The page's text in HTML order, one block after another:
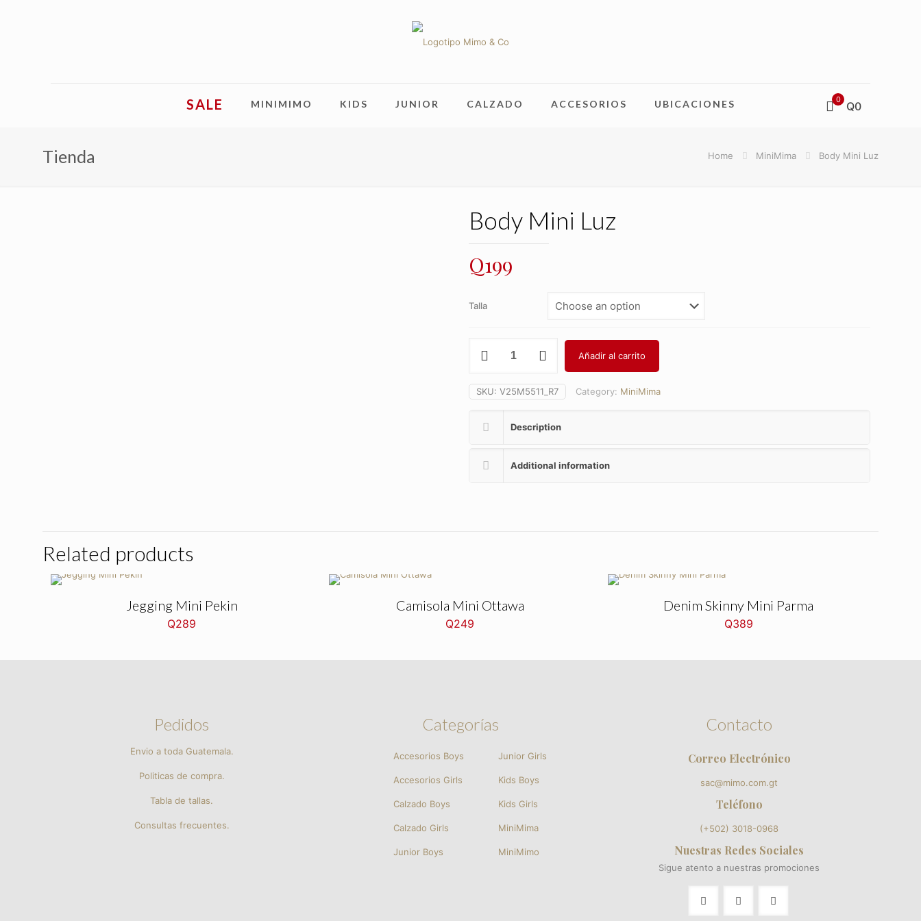
SALE MINIMIMO KIDS JUNIOR CALZADO ACCESORIOS UBICACIONES 0 Q0
Tienda Home MiniMima Body Mini Luz
Body Mini Luz
Q199
Talla
Mini
quantity
Añadir al carrito
SKU: V25M5511_R7 Category: MiniMima
Description
Additional information
Related products
Jegging Mini Pekin
Q289
Camisola Mini Ottawa
Q249
Denim Skinny Mini Parma
Q389
Pedidos
Envio a toda Guatemala.
Politicas de compra.
Tabla de tallas.
Consultas frecuentes.
Categorías
Accesorios Boys
Accesorios Girls
Calzado Boys
Calzado Girls
Junior Boys
Junior Girls
Kids Boys
Kids Girls
MiniMima
MiniMimo
Contacto
Correo Electrónico
sac@mimo.com.gt
Teléfono
(+502) 3018-0968
Nuestras Redes Sociales
Sigue atento a nuestras promociones